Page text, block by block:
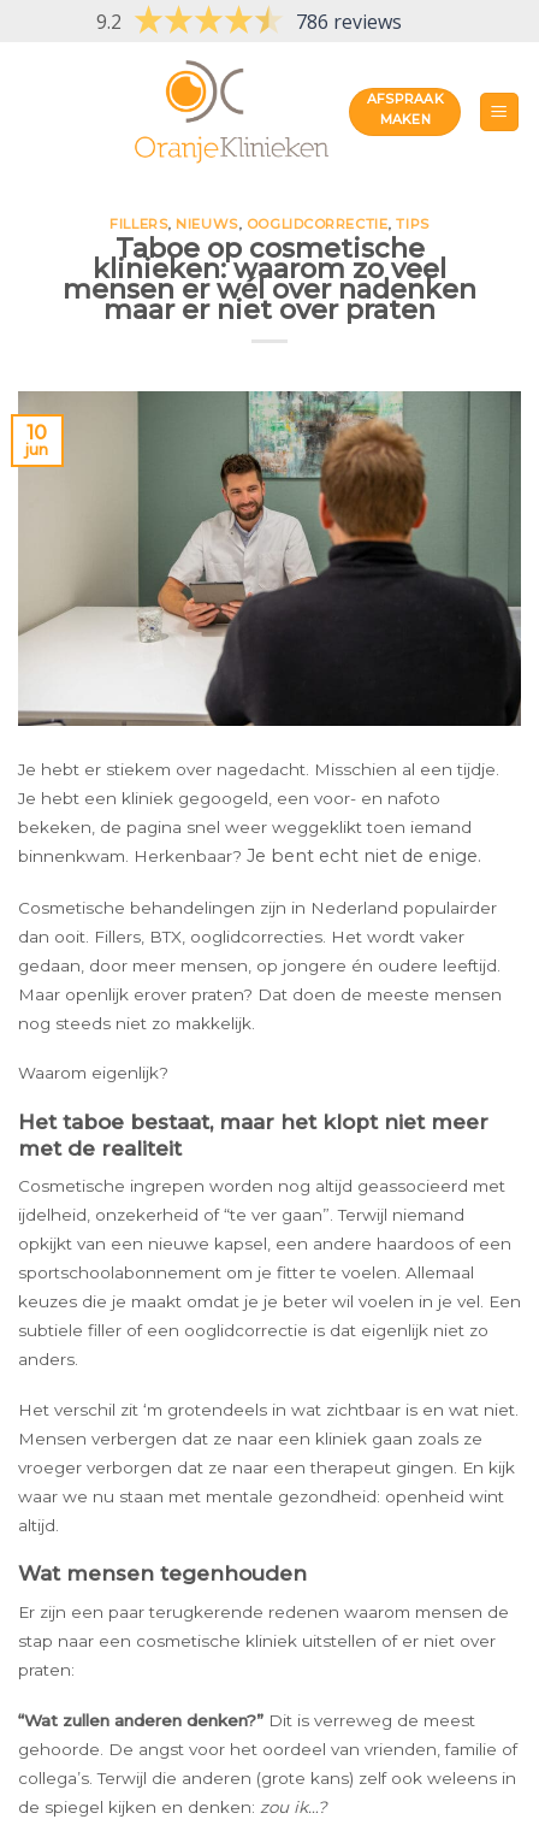
9.2 786 reviews
AFSPRAAK
MAKEN
FILLERS, NIEUWS, OOGLIDCORRECTIE,TIPS
Taboe op cosmetische
klinieken: waarom zo veel
mensen er wél over nadenken
maar er niet over praten
10
jun
Je hebt er stiekem over nagedacht. Misschien al een tijdje.
Je hebt een kliniek gegoogeld, een voor- en nafoto
bekeken, de pagina snel weer weggeklikt toen iemand
binnenkwam. Herkenbaar? Je bent echt niet de enige.
Cosmetische behandelingen zijn in Nederland populairder
dan ooit. Fillers, BTX, ooglidcorrecties. Het wordt vaker
gedaan, door meer mensen, op jongere én oudere leeftijd.
Maar openlijk erover praten? Dat doen de meeste mensen
nog steeds niet zo makkelijk.
Waarom eigenlijk?
Het taboe bestaat, maar het klopt niet meer
met de realiteit
Cosmetische ingrepen worden nog altijd geassocieerd met
ijdelheid, onzekerheid of “te ver gaan”. Terwijl niemand
opkijkt van een nieuwe kapsel, een andere haardoos of een
sportschoolabonnement om je fitter te voelen. Allemaal
keuzes die je maakt omdat je je beter wil voelen in je vel. Een
subtiele filler of een ooglidcorrectie is dat eigenlijk niet zo
anders.
Het verschil zit ‘m grotendeels in wat zichtbaar is en wat niet.
Mensen verbergen dat ze naar een kliniek gaan zoals ze
vroeger verborgen dat ze naar een therapeut gingen. En kijk
waar we nu staan met mentale gezondheid: openheid wint
altijd.
Wat mensen tegenhouden
Er zijn een paar terugkerende redenen waarom mensen de
stap naar een cosmetische kliniek uitstellen of er niet over
praten:
“Wat zullen anderen denken?” Dit is verreweg de meest
gehoorde. De angst voor het oordeel van vrienden, familie of
collega’s. Terwijl die anderen (grote kans) zelf ook weleens in
de spiegel kijken en denken: zou ik…?